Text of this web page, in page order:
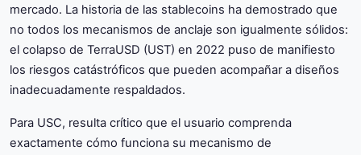
mercado. La historia de las stablecoins ha demostrado que
no todos los mecanismos de anclaje son igualmente sólidos:
el colapso de TerraUSD (UST) en 2022 puso de manifiesto
los riesgos catástróficos que pueden acompañar a diseños
inadecuadamente respaldados.
Para USC, resulta crítico que el usuario comprenda
exactamente cómo funciona su mecanismo de